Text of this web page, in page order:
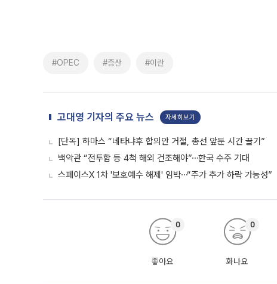
#OPEC #증산 #이란
고대영 기자의 주요 뉴스 자세히보기
[단독] 하마스 “네타냐후 합의안 거절, 총선 앞둔 시간 끌기”
백악관 “전투함 등 4척 해외 건조해야”⋯한국 수주 기대
스페이스X 1차 '보호예수 해제' 임박⋯“주가 추가 하락 가능성”
좋아요
0
화나요
0